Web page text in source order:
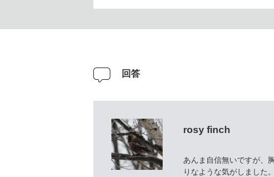
回答
rosy finch
あんま自信無いですが、
りなような気がしました。